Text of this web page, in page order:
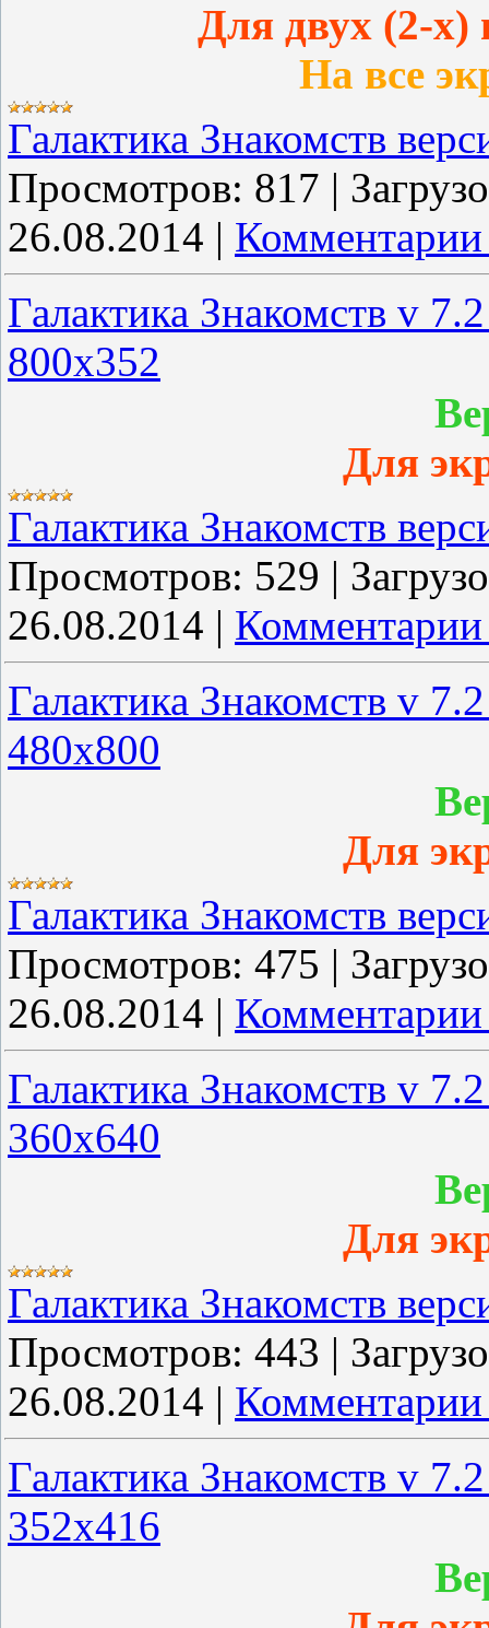
Для двух (2-х)
На все
Галактика Знакомств
Просмотров: 817 |
26.08.2014 |
Галактика Знакомств v
800x352
Для
Галактика Знакомств
Просмотров: 529 |
26.08.2014 |
Галактика Знакомств v
480x800
Для
Галактика Знакомств
Просмотров: 475 |
26.08.2014 |
Галактика Знакомств v
360x640
Для
Галактика Знакомств
Просмотров: 443 |
26.08.2014 |
Галактика Знакомств v
352x416